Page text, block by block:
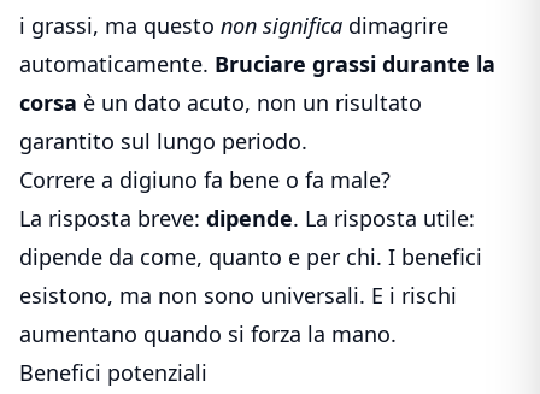
i grassi, ma questo non significa dimagrire
automaticamente. Bruciare grassi durante la
corsa è un dato acuto, non un risultato
garantito sul lungo periodo.
Correre a digiuno fa bene o fa male?
La risposta breve: dipende. La risposta utile:
dipende da come, quanto e per chi. I benefici
esistono, ma non sono universali. E i rischi
aumentano quando si forza la mano.
Benefici potenziali